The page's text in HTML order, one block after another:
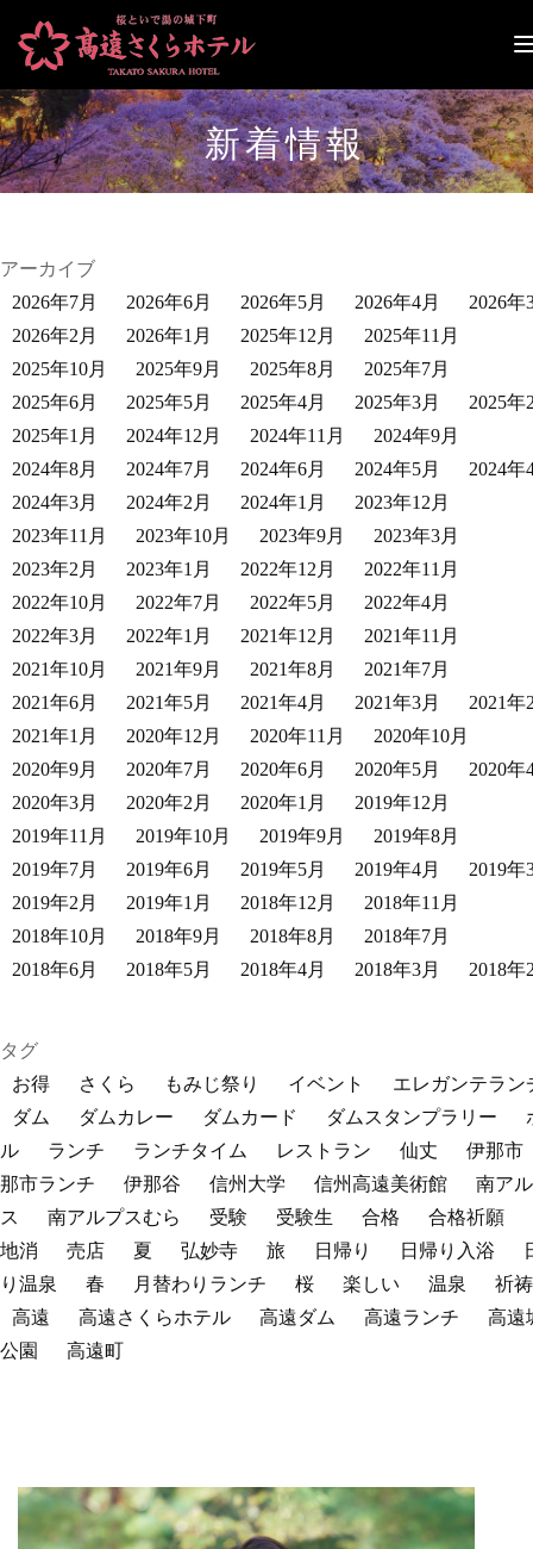
ナ
ゲ
ー
シ
ョ
ン
新着情報
アーカイブ
2026年7月
2026年6月 2026年5月 2026年4月
2026年
2026年2月
2026年1月 2025年12月
2025年11月
2025年10月
2025年9月 2025年8月
2025年7月
2025年6月
2025年5月 2025年4月 2025年3月
2025年
2025年1月
2024年12月 2024年11月
2024年9月
2024年8月
2024年7月 2024年6月 2024年5月
2024年
2024年3月
2024年2月 2024年1月
2023年12月
2023年11月
2023年10月 2023年9月
2023年3月
2023年2月
2023年1月 2022年12月
2022年11月
2022年10月
2022年7月 2022年5月
2022年4月
2022年3月
2022年1月 2021年12月
2021年11月
2021年10月
2021年9月 2021年8月
2021年7月
2021年6月
2021年5月 2021年4月 2021年3月
2021年
2021年1月
2020年12月 2020年11月
2020年10月
2020年9月
2020年7月 2020年6月 2020年5月
2020年
2020年3月
2020年2月 2020年1月
2019年12月
2019年11月
2019年10月 2019年9月
2019年8月
2019年7月
2019年6月 2019年5月 2019年4月
2019年
2019年2月
2019年1月 2018年12月
2018年11月
2018年10月
2018年9月 2018年8月
2018年7月
2018年6月
2018年5月 2018年4月 2018年3月 2018年
タグ
お得
さくら もみじ祭り イベント
エレガンテラン
ダム
ダムカレー ダムカード ダムスタンプラリー
ル
ランチ ランチタイム レストラン 仙丈
伊那市
那市ランチ
伊那谷 信州大学 信州高遠美術館
南ア
ス
南アルプスむら 受験 受験生 合格
合格祈願
地消
売店 夏 弘妙寺 旅 日帰り 日帰り入浴
り温泉
春 月替わりランチ 桜 楽しい 温泉
祈祷
高遠
高遠さくらホテル 高遠ダム 高遠ランチ
高遠
公園
高遠町